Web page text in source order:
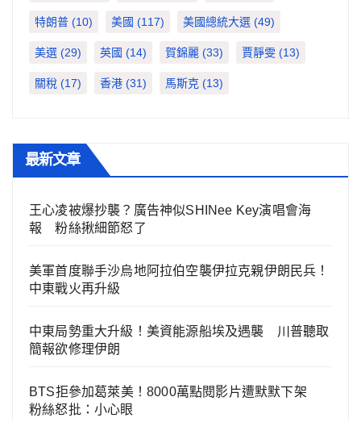
特朗普 (10) 美國 (117) 美國總統大選 (49)
美選 (29) 英國 (14) 賀錦麗 (33) 賈靜雯 (13)
關稅 (17) 香港 (31) 馬斯克 (13)
最新文章
王心凌被爆抄襲？廣告神似SHINee Key演唱會海
報 粉絲揪細節怒了
美軍首度聯手沙烏地阿拉伯空襲伊拉克親伊朗民兵！
中東戰火再升級
中東局勢重大升級！美資能源船埃及遇襲 川普聽取
簡報欲修理伊朗
BTS拒參加葛萊美！8000萬點閱影片遭默默下架
粉絲怒批：小心眼